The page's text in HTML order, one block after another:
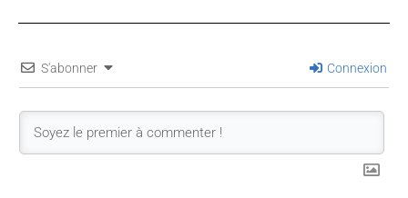
S'abonner Connexion